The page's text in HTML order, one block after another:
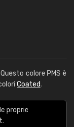
colore PMS è
Coated.
proprie